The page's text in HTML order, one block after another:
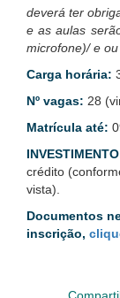
deverá ter
e as aulas
microfone)/ e
Carga horária:
Nº vagas: 28
Matrícula até:
crédito
vista).
Documentos
inscrição,